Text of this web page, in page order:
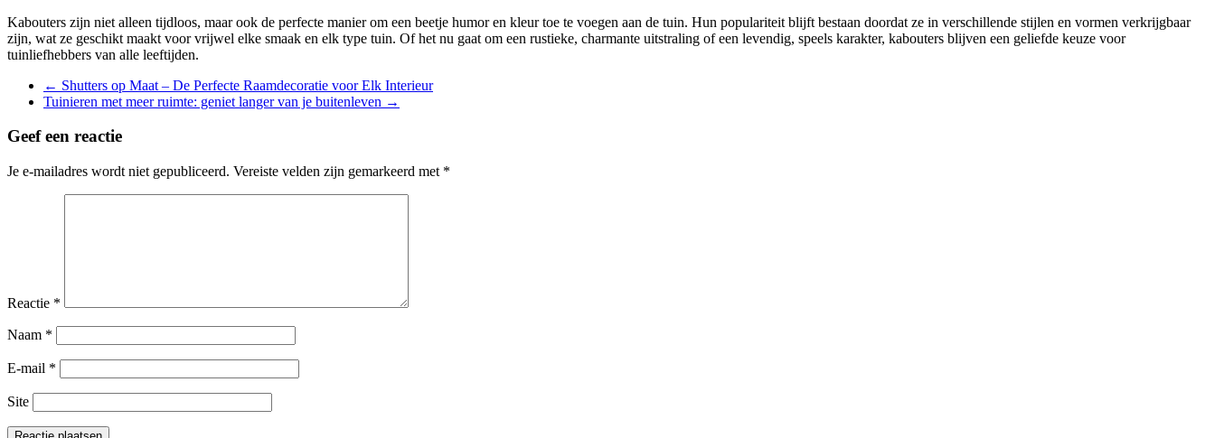
Kabouters zijn niet alleen tijdloos, maar ook de perfecte manier om een beetje humor en kleur toe te voegen aan de tuin. Hun populariteit blijft bestaan doordat ze in verschillende stijlen en vormen verkrijgbaar
zijn, wat ze geschikt maakt voor vrijwel elke smaak en elk type tuin. Of het nu gaat om een rustieke, charmante uitstraling of een levendig, speels karakter, kabouters blijven een geliefde keuze voor
tuinliefhebbers van alle leeftijden.
← Shutters op Maat – De Perfecte Raamdecoratie voor Elk Interieur
Tuinieren met meer ruimte: geniet langer van je buitenleven →
Geef een reactie
Je e-mailadres wordt niet gepubliceerd. Vereiste velden zijn gemarkeerd met *
Reactie *
Naam *
E-mail *
Site